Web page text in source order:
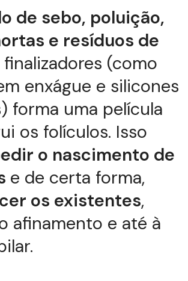
de sebo, poluição,
e resíduos de
finalizadores (como
enxágue e silicones
forma uma película
os folículos. Isso
o nascimento de
e de certa forma,
os existentes,
afinamento e até à